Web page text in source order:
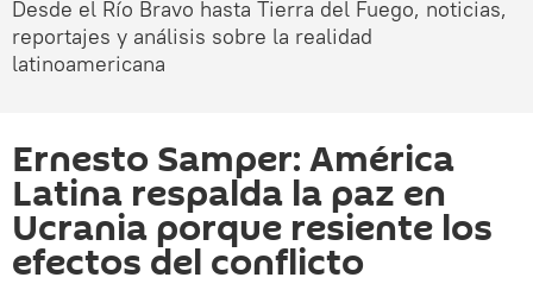
Desde el Río Bravo hasta Tierra del Fuego, noticias,
reportajes y análisis sobre la realidad
latinoamericana
Ernesto Samper: América
Latina respalda la paz en
Ucrania porque resiente los
efectos del conflicto